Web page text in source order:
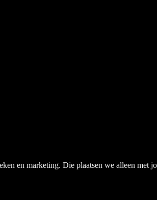
en marketing. Die plaatsen we alleen met